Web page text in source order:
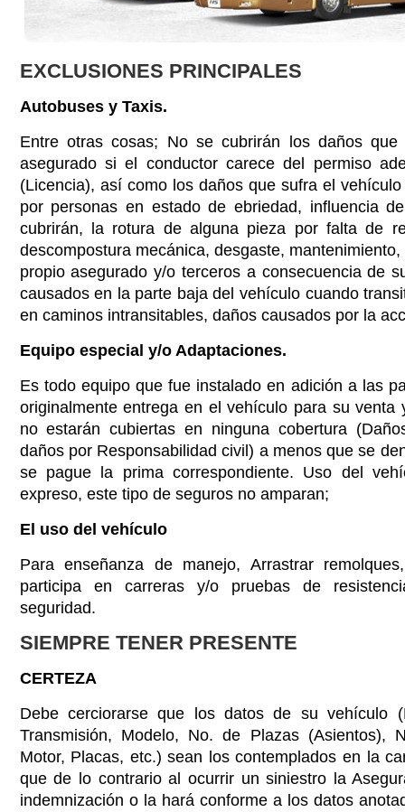
EXCLUSIONES PRINCIPALES
Autobuses y Taxis.
Entre otras cosas; No se cubrirán los daños que
asegurado si el conductor carece del permiso
(Licencia), así como los daños que sufra el
por personas en estado de ebriedad, influencia
cubrirán, la rotura de alguna pieza por falta de
descompostura mecánica, desgaste,
propio asegurado y/o terceros a consecuencia de
causados en la parte baja del vehículo cuando
en caminos intransitables, daños causados por la
Equipo especial y/o Adaptaciones.
Es todo equipo que fue instalado en adición a las
originalmente entrega en el vehículo para su venta
no estarán cubiertas en ninguna cobertura
daños por Responsabilidad civil) a menos que se
se pague la prima correspondiente. Uso del
expreso, este tipo de seguros no amparan;
El uso del vehículo
Para enseñanza de manejo, Arrastrar
participa en carreras y/o pruebas de
seguridad.
SIEMPRE TENER PRESENTE
CERTEZA
Debe cerciorarse que los datos de su vehículo
Transmisión, Modelo, No. de Plazas (Asientos),
Motor, Placas, etc.) sean los contemplados en la
que de lo contrario al ocurrir un siniestro la
indemnización o la hará conforme a los datos